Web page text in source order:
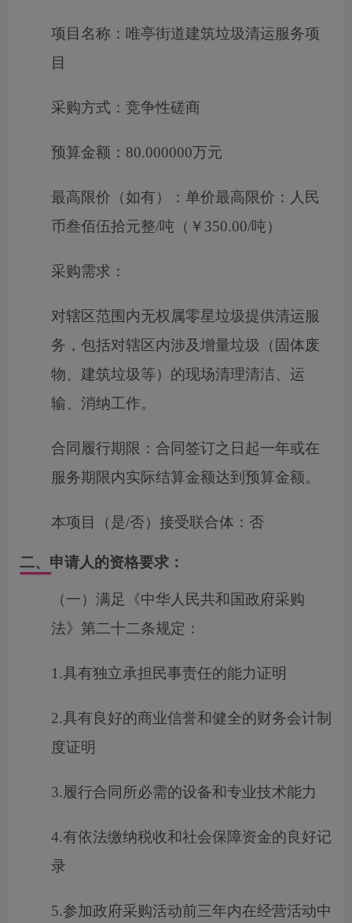
项目名称： 唯亭街道建筑垃圾清运服务项
目
采购方式： 竞争性磋商
预算金额： 80.000000万元
最高限价（如有）： 单价最高限价：人民
币叁佰伍拾元整/吨（￥350.00/吨）
采购需求：
对辖区范围内无权属零星垃圾提供清运服
务，包括对辖区内涉及增量垃圾（固体废
物、建筑垃圾等）的现场清理清洁、运
输、消纳工作。
合同履行期限： 合同签订之日起一年或在
服务期限内实际结算金额达到预算金额。
本项目（是/否）接受联合体： 否
二、申请人的资格要求：
（一）满足《中华人民共和国政府采购
法》第二十二条规定：
1.具有独立承担民事责任的能力证明
2.具有良好的商业信誉和健全的财务会计制
度证明
3.履行合同所必需的设备和专业技术能力
4.有依法缴纳税收和社会保障资金的良好记
录
5.参加政府采购活动前三年内在经营活动中